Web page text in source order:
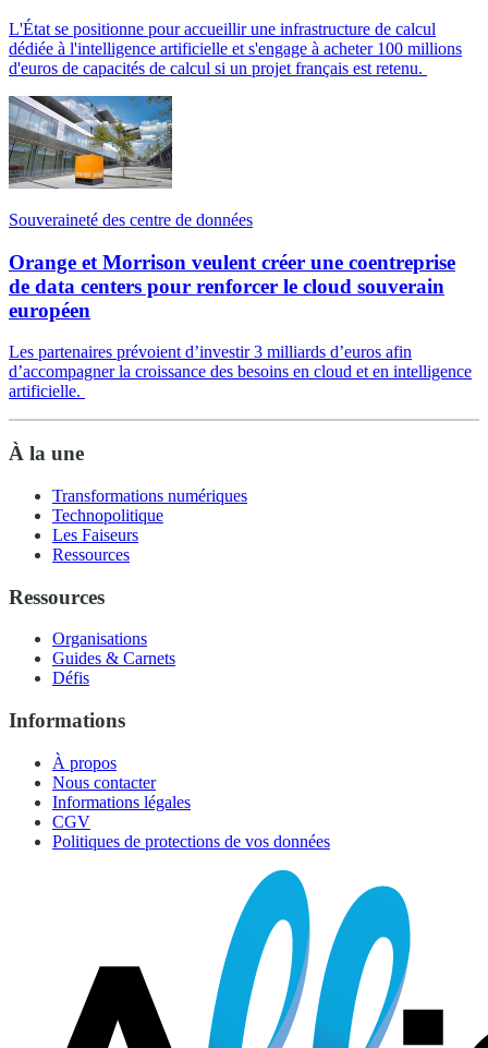
L'État se positionne pour accueillir une infrastructure de calcul
dédiée à l'intelligence artificielle et s'engage à acheter 100 millions
d'euros de capacités de calcul si un projet français est retenu.
Souveraineté des centre de données
Orange et Morrison veulent créer une coentreprise
de data centers pour renforcer le cloud souverain
européen
Les partenaires prévoient d’investir 3 milliards d’euros afin
d’accompagner la croissance des besoins en cloud et en intelligence
artificielle.
À la une
Transformations numériques
Technopolitique
Les Faiseurs
Ressources
Ressources
Organisations
Guides & Carnets
Défis
Informations
À propos
Nous contacter
Informations légales
CGV
Politiques de protections de vos données